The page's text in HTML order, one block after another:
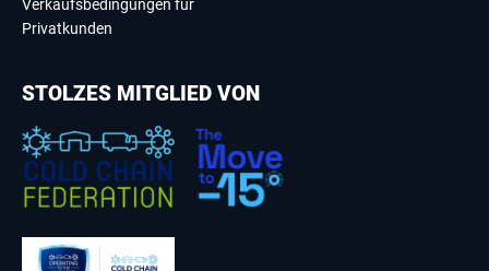
Verkaufsbedingungen für
Privatkunden
STOLZES MITGLIED VON